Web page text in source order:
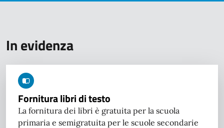
In evidenza
Fornitura libri di testo
La fornitura dei libri è gratuita per la scuola
primaria e semigratuita per le scuole secondarie